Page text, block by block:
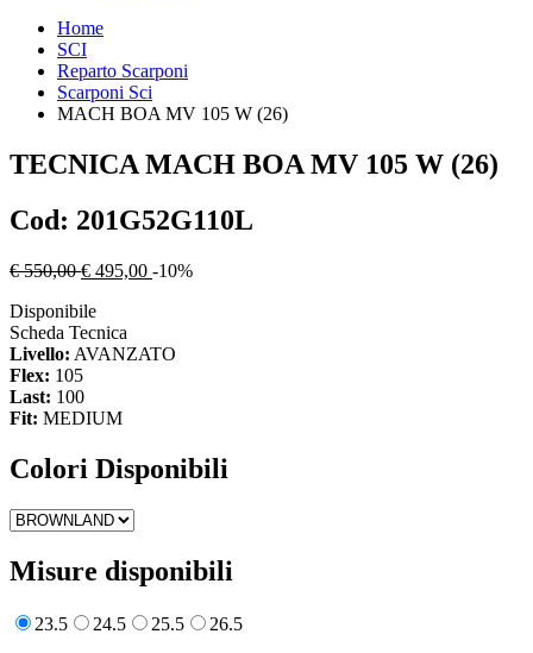
Home
SCI
Reparto Scarponi
Scarponi Sci
MACH BOA MV 105 W (26)
TECNICA MACH BOA MV 105 W (26)
Cod: 201G52G110L
€ 550,00 € 495,00 -10%
Disponibile
Scheda Tecnica
Livello: AVANZATO
Flex: 105
Last: 100
Fit: MEDIUM
Colori Disponibili
Misure disponibili
23.5 24.5 25.5 26.5